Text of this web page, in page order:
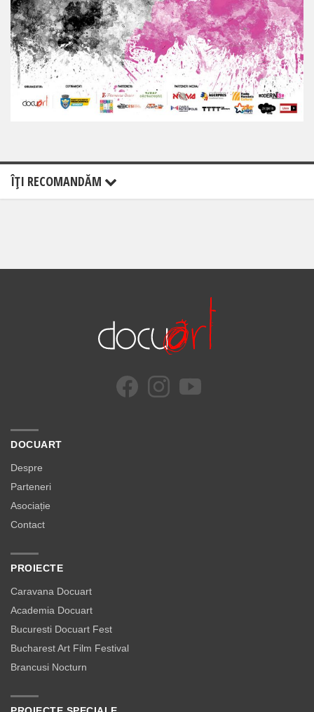
ÎŢI RECOMANDĂM
DOCUART
Despre
Parteneri
Asociație
Contact
PROIECTE
Caravana Docuart
Academia Docuart
Bucuresti Docuart Fest
Bucharest Art Film Festival
Brancusi Nocturn